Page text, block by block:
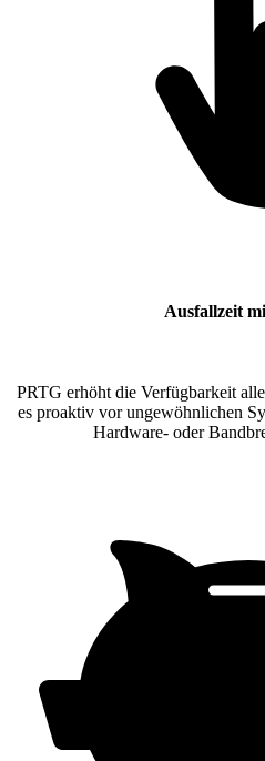
Ausfallzeit
PRTG erhöht die Verfügbarkeit
es proaktiv vor ungewöhnlichen
Hardware- oder